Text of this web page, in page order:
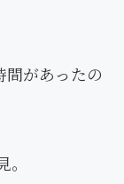
間があったの